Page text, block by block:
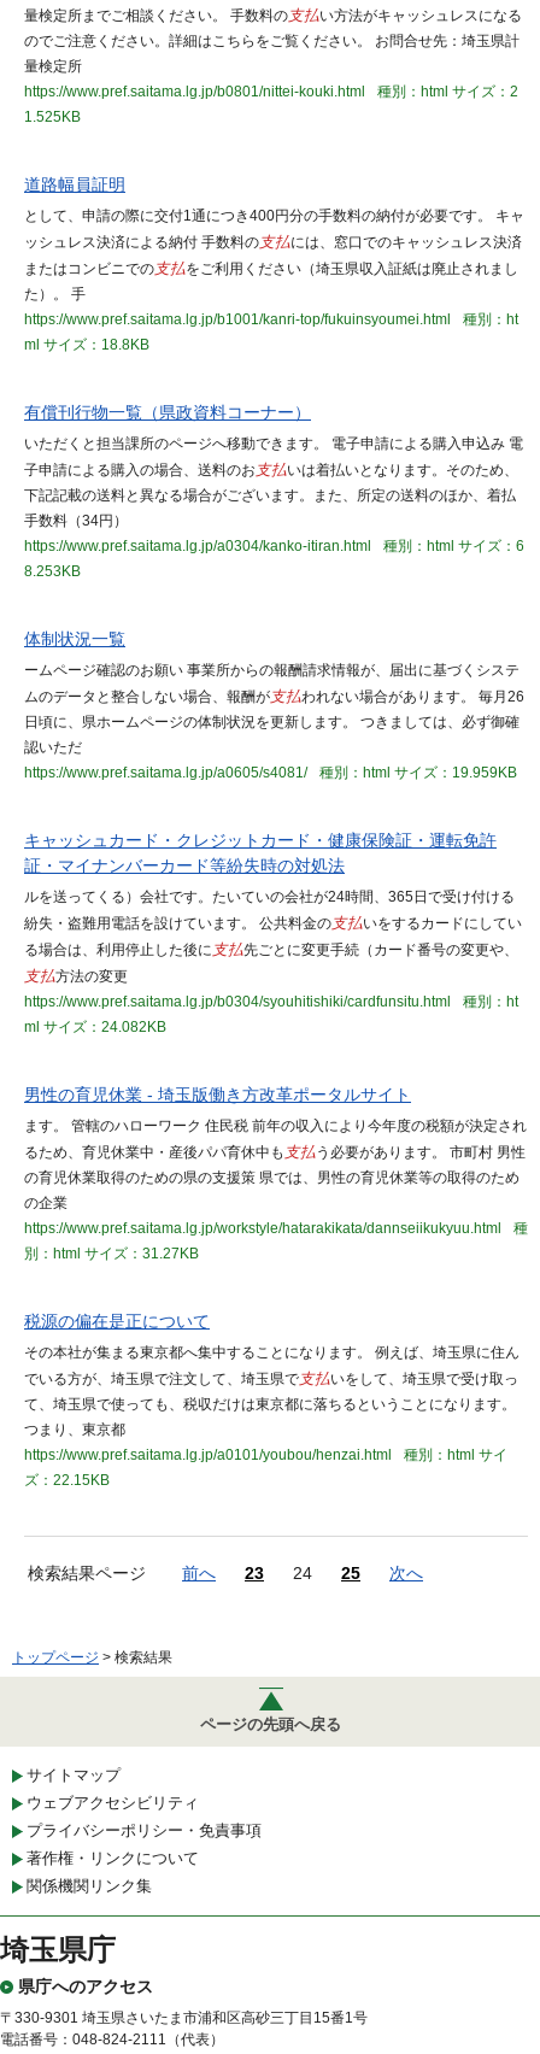
量検定所までご相談ください。 手数料の支払い方法がキャッシュレスになる
のでご注意ください。詳細はこちらをご覧ください。 お問合せ先：埼玉県計
量検定所
https://www.pref.saitama.lg.jp/b0801/nittei-kouki.html
種別：html サイズ：2
1.525KB
道路幅員証明
として、申請の際に交付1通につき400円分の手数料の納付が必要です。 キャ
ッシュレス決済による納付 手数料の支払には、窓口でのキャッシュレス決済
またはコンビニでの支払をご利用ください（埼玉県収入証紙は廃止されまし
た）。 手
https://www.pref.saitama.lg.jp/b1001/kanri-top/fukuinsyoumei.html
種別：ht
ml サイズ：18.8KB
有償刊行物一覧（県政資料コーナー）
いただくと担当課所のページへ移動できます。 電子申請による購入申込み 電
子申請による購入の場合、送料のお 支払いは着払いとなります。そのため、
下記記載の送料と異なる場合がございます。また、所定の送料のほか、着払
手数料（34円）
https://www.pref.saitama.lg.jp/a0304/kanko-itiran.html
種別：html サイズ：6
8.253KB
体制状況一覧
ームページ確認のお願い 事業所からの報酬請求情報が、届出に基づくシステ
ムのデータと整合しない場合、報酬が支払われない場合があります。 毎月26
日頃に、県ホームページの体制状況を更新します。 つきましては、必ず御確
認いただ
https://www.pref.saitama.lg.jp/a0605/s4081/
種別：html サイズ：19.959KB
キャッシュカード・クレジットカード・健康保険証・運転免許
証・マイナンバーカード等紛失時の対処法
ルを送ってくる）会社です。たいていの会社が24時間、365日で受け付ける
紛失・盗難用電話を設けています。 公共料金の支払いをするカードにしてい
る場合は、利用停止した後に 支払先ごとに変更手続（カード番号の変更や、
支払方法の変更
https://www.pref.saitama.lg.jp/b0304/syouhitishiki/cardfunsitu.html
種別：ht
ml サイズ：24.082KB
男性の育児休業 - 埼玉版働き方改革ポータルサイト
ます。 管轄のハローワーク 住民税 前年の収入により今年度の税額が決定され
るため、育児休業中・産後パパ育休中も 支払う必要があります。 市町村 男性
の育児休業取得のための県の支援策 県では、男性の育児休業等の取得のため
の企業
https://www.pref.saitama.lg.jp/workstyle/hatarakikata/dannseiikukyuu.html
種
別：html サイズ：31.27KB
税源の偏在是正について
その本社が集まる東京都へ集中することになります。 例えば、埼玉県に住ん
でいる方が、埼玉県で注文して、埼玉県で支払いをして、埼玉県で受け取っ
て、埼玉県で使っても、税収だけは東京都に落ちるということになります。
つまり、東京都
https://www.pref.saitama.lg.jp/a0101/youbou/henzai.html
種別：html サイ
ズ：22.15KB
検索結果ページ 前へ 23 24 25 次へ
トップページ > 検索結果
ページの先頭へ戻る
サイトマップ
ウェブアクセシビリティ
プライバシーポリシー・免責事項
著作権・リンクについて
関係機関リンク集
埼玉県庁
県庁へのアクセス
〒330-9301 埼玉県さいたま市浦和区高砂三丁目15番1号
電話番号：048-824-2111（代表）